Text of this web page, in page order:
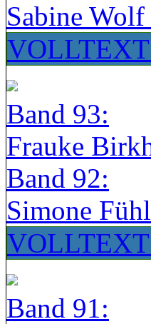
Sabine
VOLLTEXT
Band 93:
Frauke
Band 92:
Simone
VOLLTEXT
Band 91: